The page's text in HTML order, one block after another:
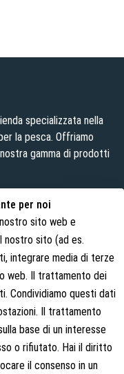
per noi
sito web e
nostro sito (ad es.
integrare media di terze
web. Il trattamento dei
Condividiamo questi dati
Il trattamento
base di un interesse
o rifiutato. Hai il diritto
il consenso in un
specializzata nella
la pesca. Offriamo
gamma di prodotti
siamo